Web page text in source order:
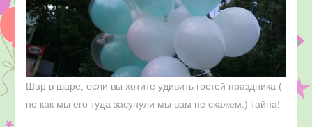
Шар в шаре, если вы хотите удивить гостей праздника (
но как мы его туда засунули мы вам не скажем:) тайна!